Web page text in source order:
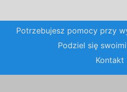
Potrzebujesz pomocy przy
Podziel się
Kontakt